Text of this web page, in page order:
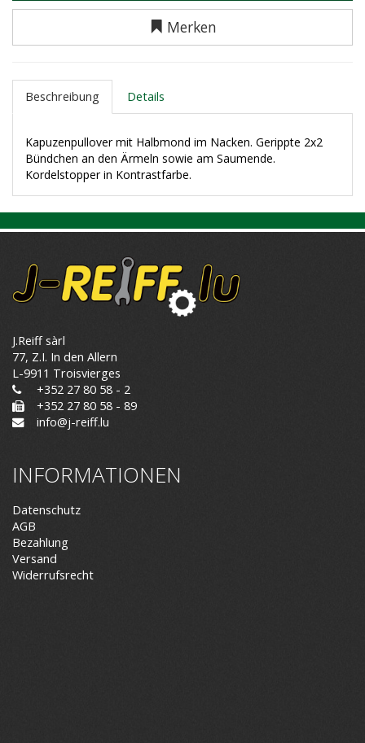
Merken
Beschreibung Details
Kapuzenpullover mit Halbmond im Nacken. Gerippte 2x2
Bündchen an den Ärmeln sowie am Saumende.
Kordelstopper in Kontrastfarbe.
J.Reiff sàrl
77, Z.I. In den Allern
L-9911 Troisvierges
+352 27 80 58 - 2
+352 27 80 58 - 89
info@j-reiff.lu
INFORMATIONEN
Datenschutz
AGB
Bezahlung
Versand
Widerrufsrecht